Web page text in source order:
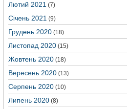
Лютий 2021 (7)
Січень 2021 (9)
Грудень 2020 (18)
Листопад 2020 (15)
Жовтень 2020 (18)
Вересень 2020 (13)
Серпень 2020 (10)
Липень 2020 (8)